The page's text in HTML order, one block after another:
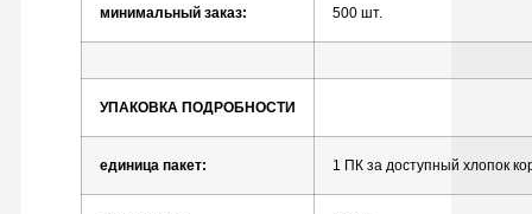
минимальный заказ: 500 шт.
УПАКОВКА ПОДРОБНОСТИ
единица пакет: 1 ПК за доступный хлопок